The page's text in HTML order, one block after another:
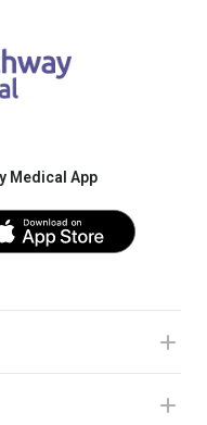
Medical App